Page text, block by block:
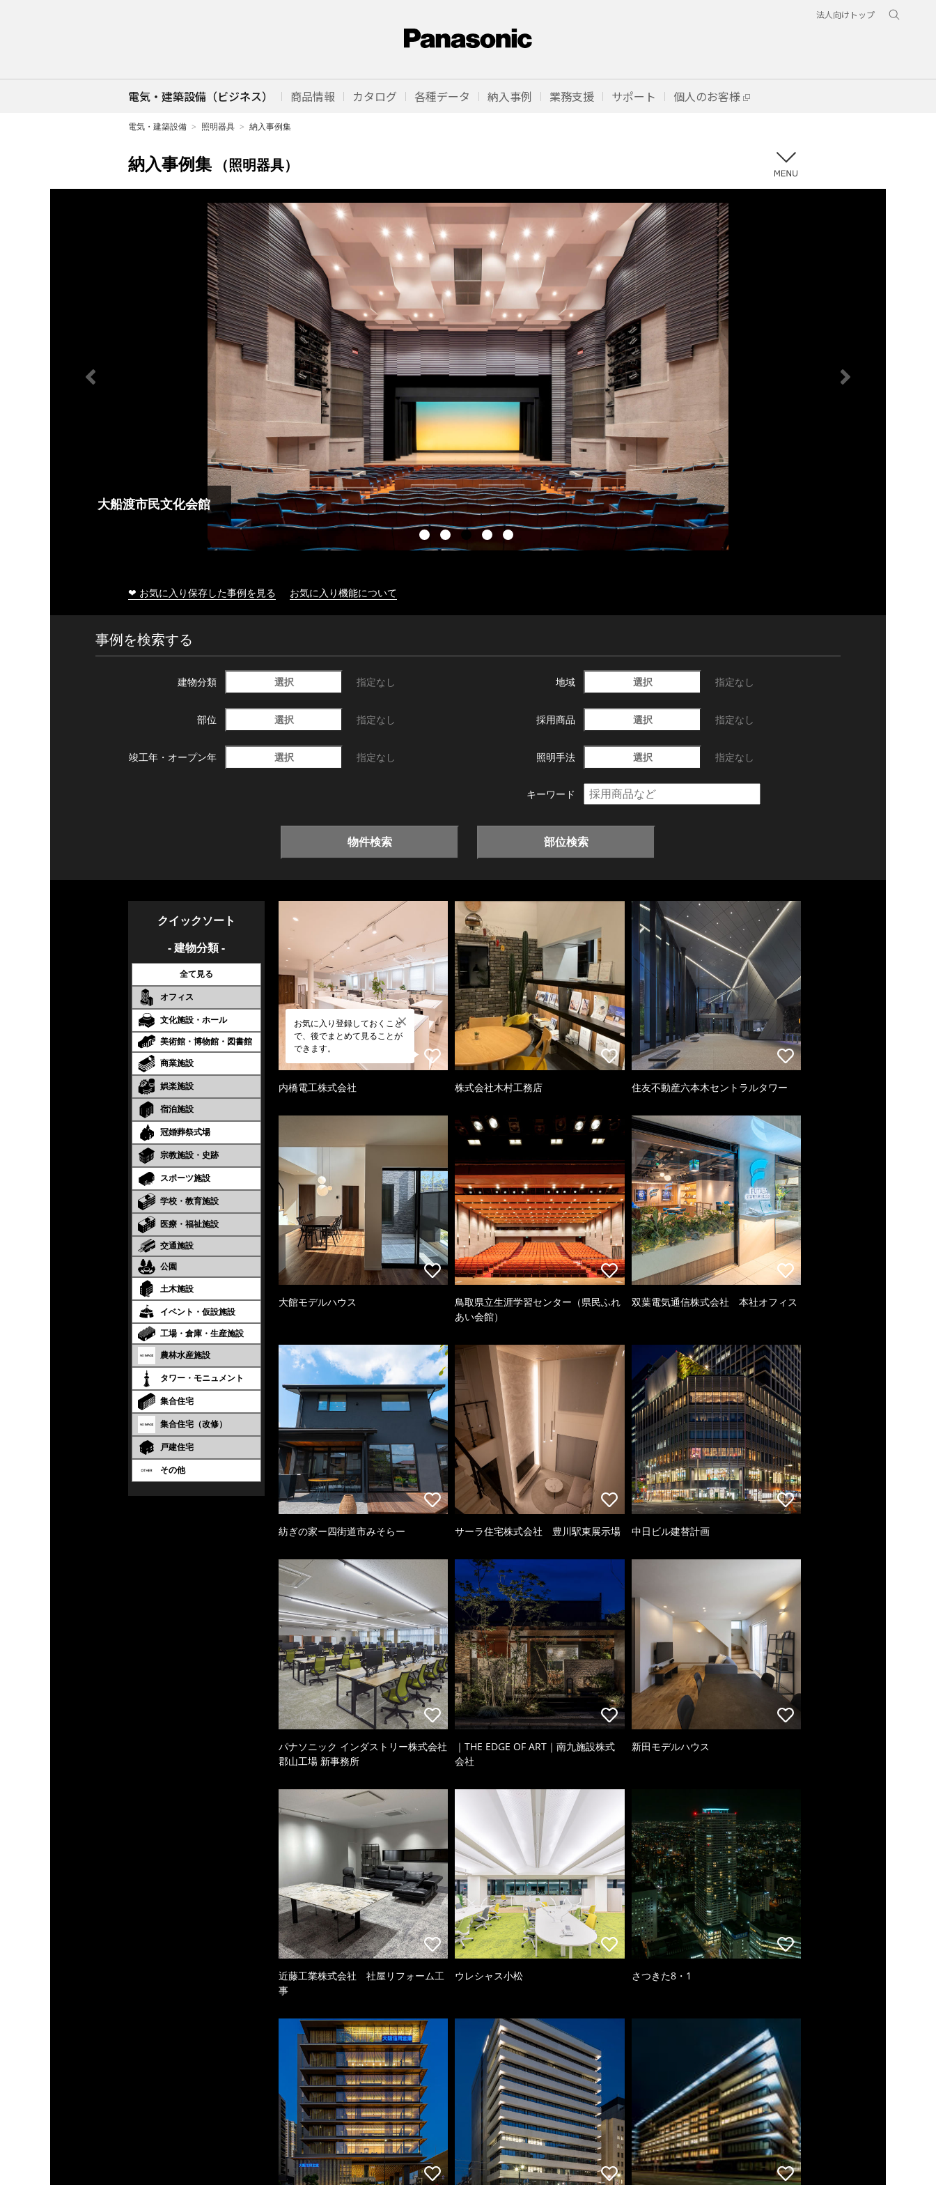
法人向けトップ
電気・建築設備（ビジネス） 商品情報 カタログ 各種データ 納入事例 業務支援 サポート 個人のお客様
電気・建築設備 照明器具 納入事例集
納入事例集 （照明器具）
大船渡市民文化会館
❤ お気に入り保存した事例を見る お気に入り機能について
事例を検索する
建物分類 選択 指定なし 地域 選択 指定なし
部位 選択 指定なし 採用商品 選択 指定なし
竣工年・ オープン年 選択 指定なし 照明手法 選択 指定なし
キーワード
物件検索 部位検索
クイックソート
- 建物分類 -
全て見る
オフィス
文化施設・ホール
美術館・博物館・図書館
商業施設
娯楽施設
宿泊施設
冠婚葬祭式場
宗教施設・史跡
スポーツ施設
学校・教育施設
医療・福祉施設
交通施設
公園
土木施設
イベント・仮設施設
工場・倉庫・生産施設
農林水産施設
タワー・モニュメント
集合住宅
集合住宅（改修）
戸建住宅
その他
お気に入り登録しておくこと
で、後でまとめて見ることが
できます。
内橋電工株式会社 株式会社木村工務店 住友不動産六本木セントラルタワー
大館モデルハウス
鳥取県立生涯学習センター（県民ふれ
あい会館）
双葉電気通信株式会社 本社オフィス
紡ぎの家ー四街道市みそらー サーラ住宅株式会社 豊川駅東展示場 中日ビル建替計画
パナソニック インダストリー株式会社
郡山工場 新事務所
｜THE EDGE OF ART｜南九施設株式
会社
新田モデルハウス
近藤工業株式会社 社屋リフォーム工
事
ウレシャス小松 さつきた8・1